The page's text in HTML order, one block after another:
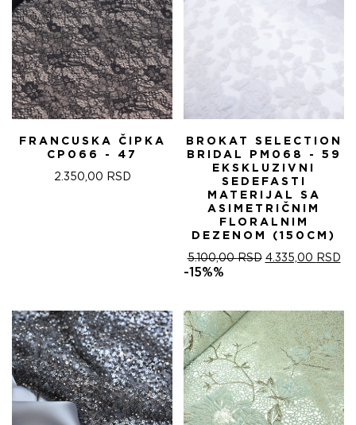
FRANCUSKA ČIPKA
CP066 - 47
2.350,00 RSD
BROKAT SELECTION
BRIDAL PM068 - 59
EKSKLUZIVNI
SEDEFASTI
MATERIJAL SA
ASIMETRIČNIM
FLORALNIM
DEZENOM (150CM)
5.100,00RSD ОРИГИНАЛНА
5.100,00 RSD.
4.335,00 RSD
-15%%